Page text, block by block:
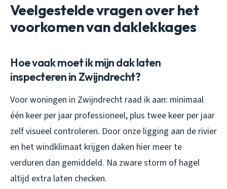
Veelgestelde vragen over het
voorkomen van daklekkages
Hoe vaak moet ik mijn dak laten
inspecteren in Zwijndrecht?
Voor woningen in Zwijndrecht raad ik aan: minimaal
één keer per jaar professioneel, plus twee keer per jaar
zelf visueel controleren. Door onze ligging aan de rivier
en het windklimaat krijgen daken hier meer te
verduren dan gemiddeld. Na zware storm of hagel
altijd extra laten checken.